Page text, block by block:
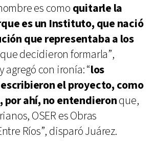
es como quitarle la
es un Instituto, que nació
que representaba a los
decidieron formarla”,
agregó con ironía: “los
el proyecto, como
por ahí, no entendieronque,
OSER es Obras
Ríos”, disparó Juárez.